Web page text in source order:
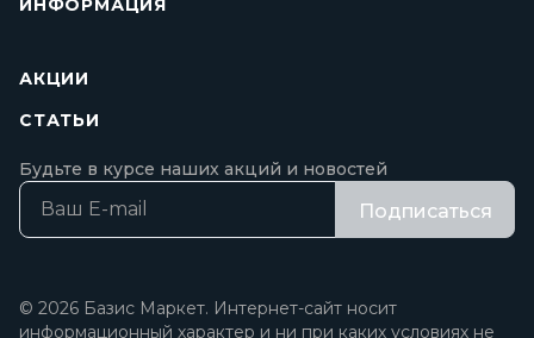
ИНФОРМАЦИЯ
АКЦИИ
СТАТЬИ
Будьте в курсе наших акций и новостей
Подписаться
© 2026 Базис Маркет. Интернет-сайт носит
информационный характер и ни при каких условиях не